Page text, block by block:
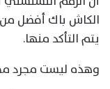
الكاش باك أفضل
يتم التأكد منها.
وهذه ليست مجرد